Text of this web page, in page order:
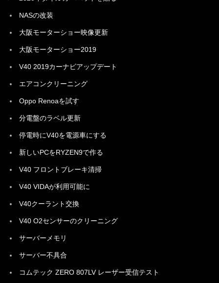
NASの改装
大阪モーターショー映像更新
大阪モーターショー2019
V40 2019カーナビアップデート
エアコンクリーニング
Oppo Renoaを試す
分電盤のラベル更新
停電時にV40を電源車にする
新しいPCをRYZEN9で作る
V40 フロントブレーキ清掃
V40 VIDAが利用可能に
V40クーラント交換
V40 O2センサーのクリーニング
サーバーメモリ
サーバー不具合
コムテック ZERO 807LV レーザー受信テスト